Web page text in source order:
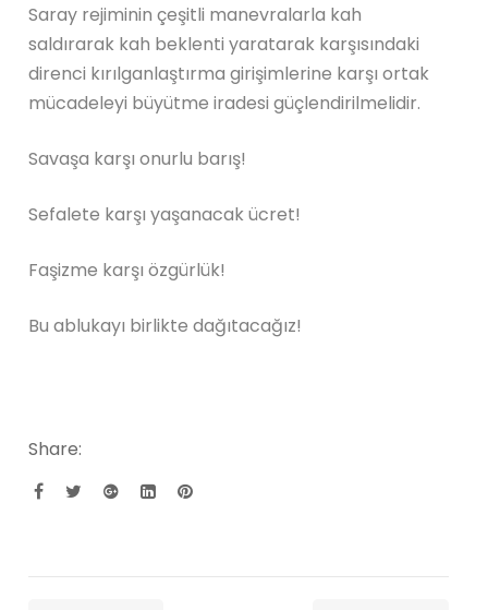
Saray rejiminin çeşitli manevralarla kah
saldırarak kah beklenti yaratarak karşısındaki
direnci kırılganlaştırma girişimlerine karşı ortak
mücadeleyi büyütme iradesi güçlendirilmelidir.
Savaşa karşı onurlu barış!
Sefalete karşı yaşanacak ücret!
Faşizme karşı özgürlük!
Bu ablukayı birlikte dağıtacağız!
Share: